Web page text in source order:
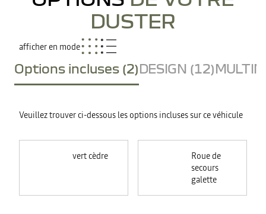
DUSTER
afficher en mode
Options incluses (2)DESIGN (12)
Veuillez trouver ci-dessous les options incluses sur ce véhicule
vert cèdre
Roue de
secours
galette